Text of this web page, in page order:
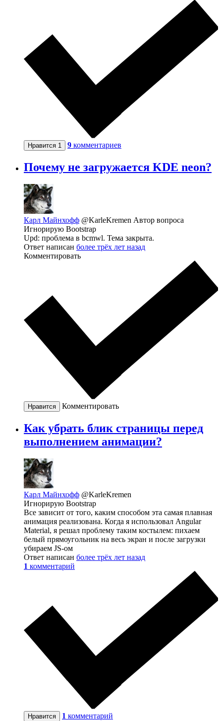
Нравится 1 9 комментариев
Почему не загружается KDE neon?
Карл Майнхофф @KarleKremen Автор вопроса
Игнорирую Bootstrap
Upd: проблема в bcmwl. Тема закрыта.
Ответ написан более трёх лет назад
Комментировать
Нравится Комментировать
Как убрать блик страницы перед
выполнением анимации?
Карл Майнхофф @KarleKremen
Игнорирую Bootstrap
Все зависит от того, каким способом эта самая плавная
анимация реализована. Когда я использовал Angular
Material, я решал проблему таким костылем: пихаем
белый прямоугольник на весь экран и после загрузки
убираем JS-ом
Ответ написан более трёх лет назад
1 комментарий
Нравится 1 комментарий